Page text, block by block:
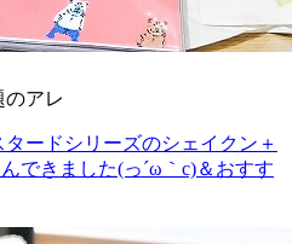
のアレ
ードシリーズのシェイクン＋
できました(っ´ω｀c) ＆おすす